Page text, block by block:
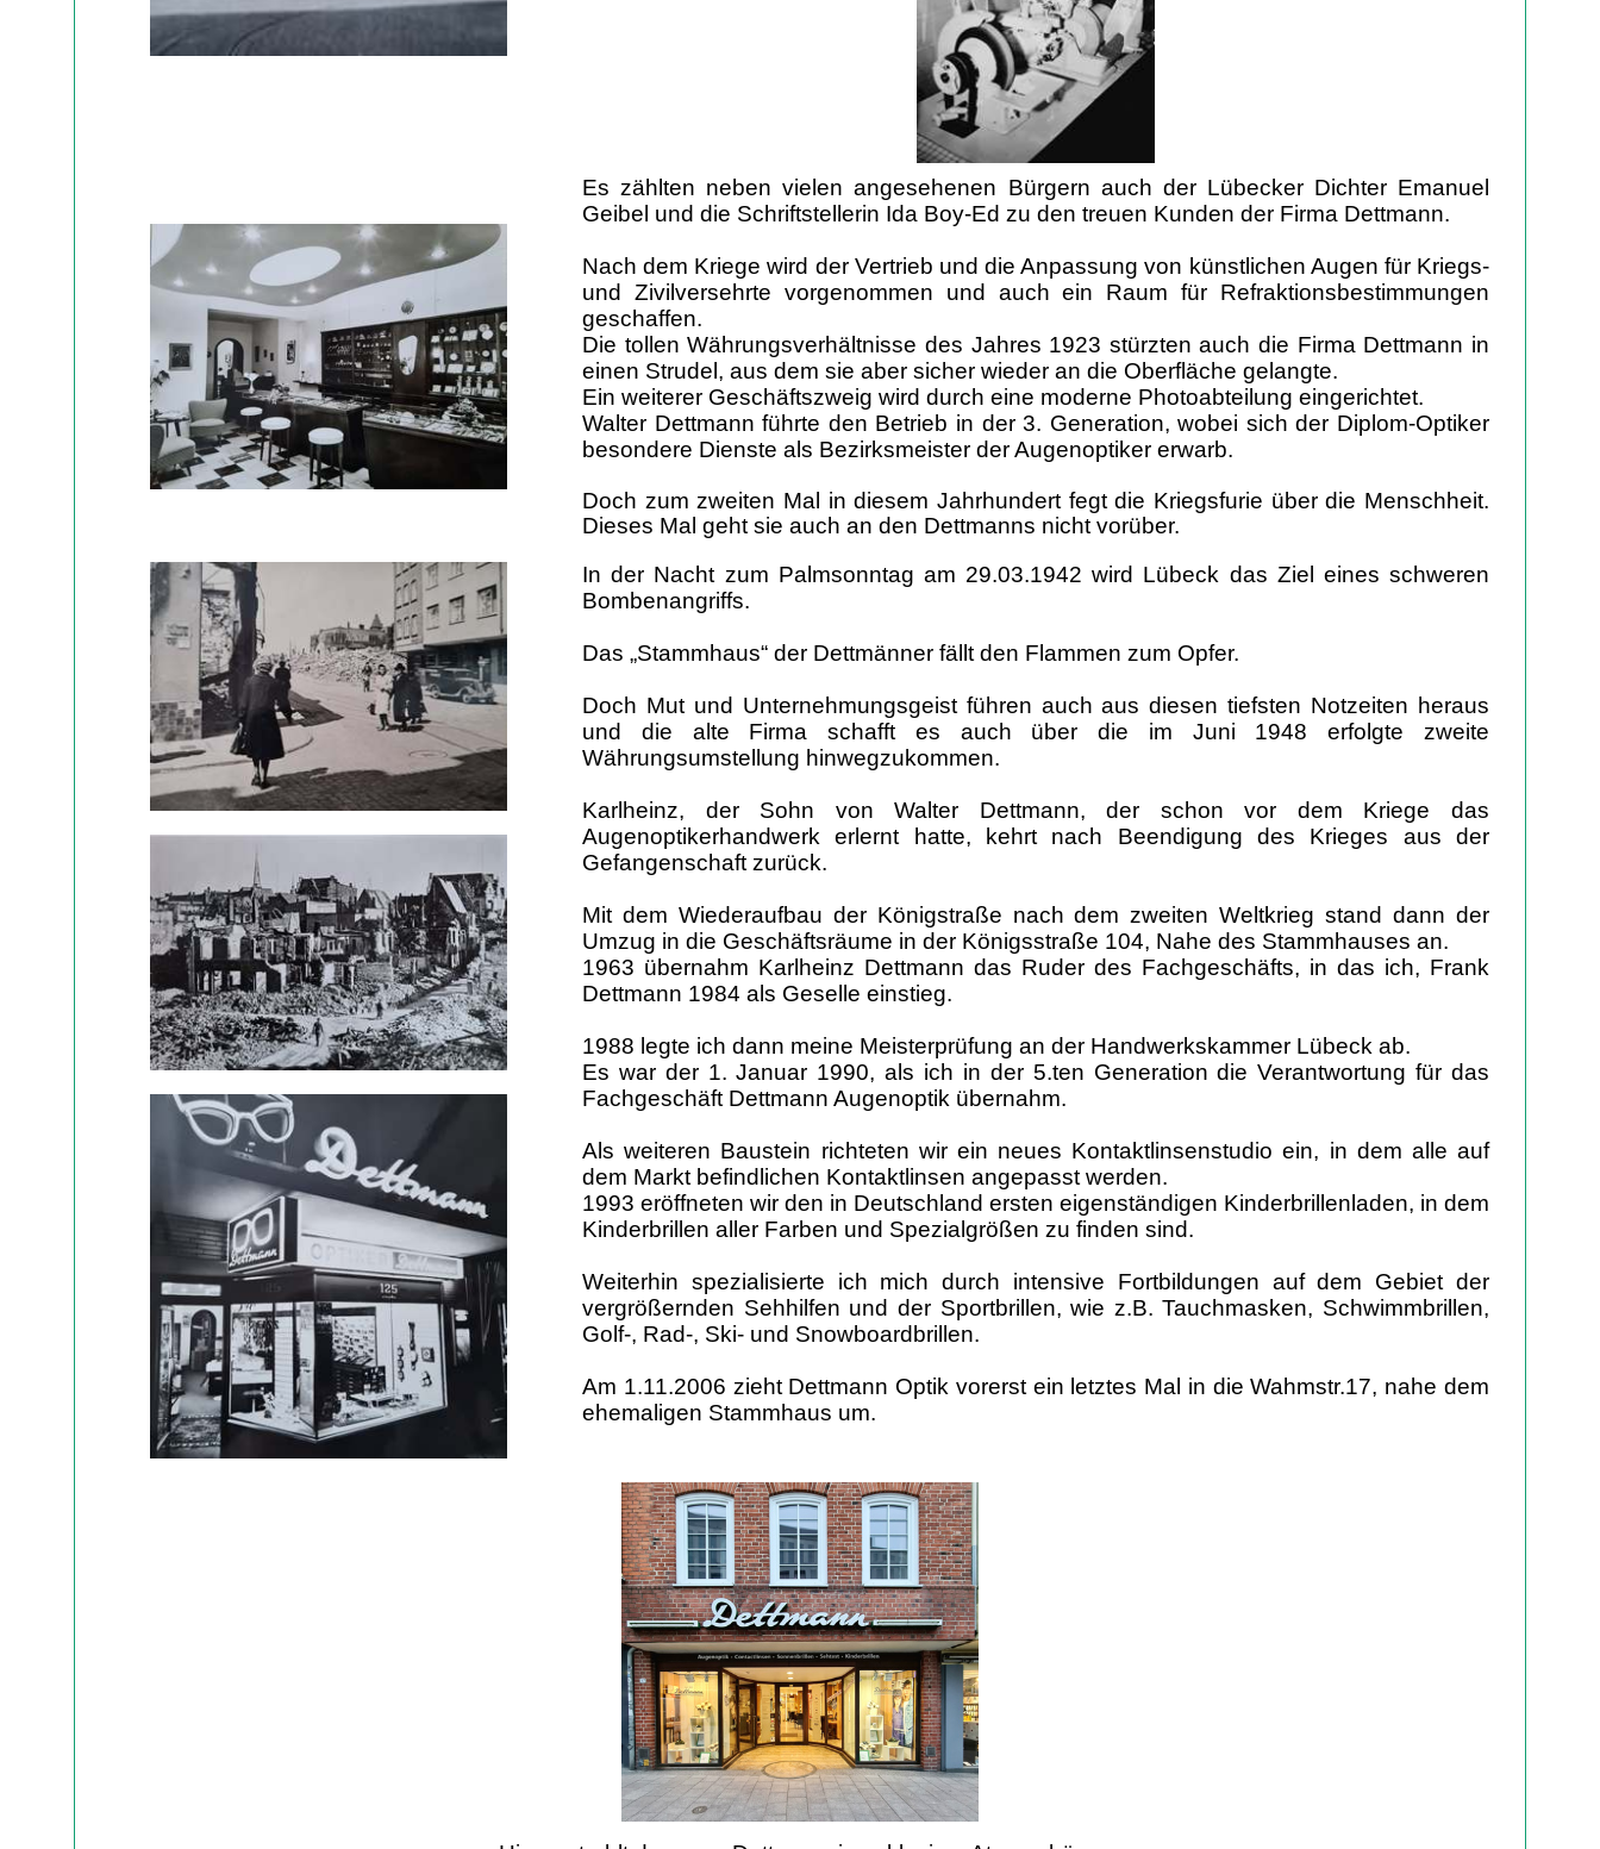
Es zählten neben vielen angesehenen Bürgern auch der Lübecker Dichter Emanuel
Geibel und die Schriftstellerin Ida Boy-Ed zu den treuen Kunden der Firma Dettmann.
Nach dem Kriege wird der Vertrieb und die Anpassung von künstlichen Augen für Kriegs-
und Zivilversehrte vorgenommen und auch ein Raum für Refraktionsbestimmungen
geschaffen.
Die tollen Währungsverhältnisse des Jahres 1923 stürzten auch die Firma Dettmann in
einen Strudel, aus dem sie aber sicher wieder an die Oberfläche gelangte.
Ein weiterer Geschäftszweig wird durch eine moderne Photoabteilung eingerichtet.
Walter Dettmann führte den Betrieb in der 3. Generation, wobei sich der Diplom-Optiker
besondere Dienste als Bezirksmeister der Augenoptiker erwarb.
Doch zum zweiten Mal in diesem Jahrhundert fegt die Kriegsfurie über die Menschheit.
Dieses Mal geht sie auch an den Dettmanns nicht vorüber.
In der Nacht zum Palmsonntag am 29.03.1942 wird Lübeck das Ziel eines schweren
Bombenangriffs.
Das „Stammhaus“ der Dettmänner fällt den Flammen zum Opfer.
Doch Mut und Unternehmungsgeist führen auch aus diesen tiefsten Notzeiten heraus
und die alte Firma schafft es auch über die im Juni 1948 erfolgte zweite
Währungsumstellung hinwegzukommen.
Karlheinz, der Sohn von Walter Dettmann, der schon vor dem Kriege das
Augenoptikerhandwerk erlernt hatte, kehrt nach Beendigung des Krieges aus der
Gefangenschaft zurück.
Mit dem Wiederaufbau der Königstraße nach dem zweiten Weltkrieg stand dann der
Umzug in die Geschäftsräume in der Königsstraße 104, Nahe des Stammhauses an.
1963 übernahm Karlheinz Dettmann das Ruder des Fachgeschäfts, in das ich, Frank
Dettmann 1984 als Geselle einstieg.
1988 legte ich dann meine Meisterprüfung an der Handwerkskammer Lübeck ab.
Es war der 1. Januar 1990, als ich in der 5.ten Generation die Verantwortung für das
Fachgeschäft Dettmann Augenoptik übernahm.
Als weiteren Baustein richteten wir ein neues Kontaktlinsenstudio ein, in dem alle auf
dem Markt befindlichen Kontaktlinsen angepasst werden.
1993 eröffneten wir den in Deutschland ersten eigenständigen Kinderbrillenladen, in dem
Kinderbrillen aller Farben und Spezialgrößen zu finden sind.
Weiterhin spezialisierte ich mich durch intensive Fortbildungen auf dem Gebiet der
vergrößernden Sehhilfen und der Sportbrillen, wie z.B. Tauchmasken, Schwimmbrillen,
Golf-, Rad-, Ski- und Snowboardbrillen.
Am 1.11.2006 zieht Dettmann Optik vorerst ein letztes Mal in die Wahmstr.17, nahe dem
ehemaligen Stammhaus um.